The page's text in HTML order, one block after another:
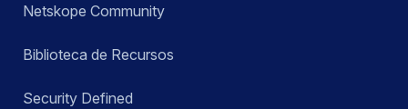
Netskope Community
Biblioteca de Recursos
Security Defined